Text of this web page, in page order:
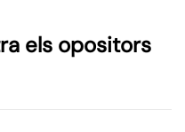
els opositors